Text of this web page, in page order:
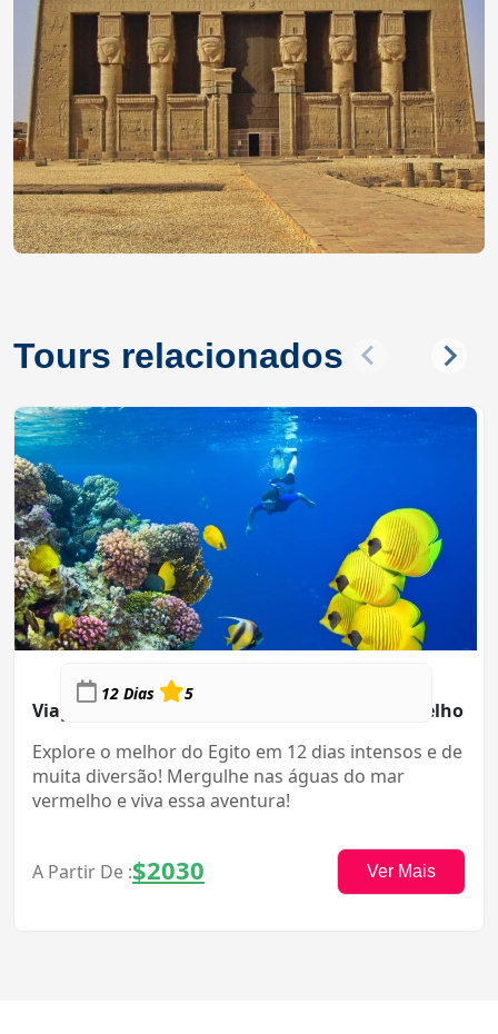
Tours relacionados
12 Dias 5
Viagem Inesquecível ao Egito com Mar Vermelho
Explore o melhor do Egito em 12 dias intensos e de
muita diversão! Mergulhe nas águas do mar
vermelho e viva essa aventura!
A Partir De :$2030 Ver Mais